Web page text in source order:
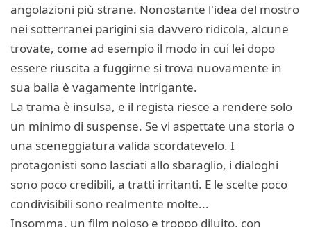
angolazioni più strane. Nonostante l'idea del mostro
nei sotterranei parigini sia davvero ridicola, alcune
trovate, come ad esempio il modo in cui lei dopo
essere riuscita a fuggirne si trova nuovamente in
sua balia è vagamente intrigante.
La trama è insulsa, e il regista riesce a rendere solo
un minimo di suspense. Se vi aspettate una storia o
una sceneggiatura valida scordatevelo. I
protagonisti sono lasciati allo sbaraglio, i dialoghi
sono poco credibili, a tratti irritanti. E le scelte poco
condivisibili sono realmente molte...
Insomma, un film noioso e troppo diluito, con